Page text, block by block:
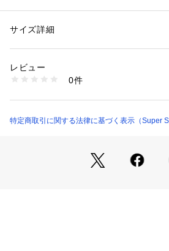
ンで、コートへの移動で荷物を軽くし
ポケット1つ、ウォーターボトルなどが
シュポケットが2つ備わっています。
●ジッパー付きの大きなフロントポケ
【商品の購入にあたっての注意事項】
性別：レディース
商品番号：
10876160101 （ショップ）
サイズ詳細
レビュー
0件
特定商取引に関する法律に基づく表示（Super